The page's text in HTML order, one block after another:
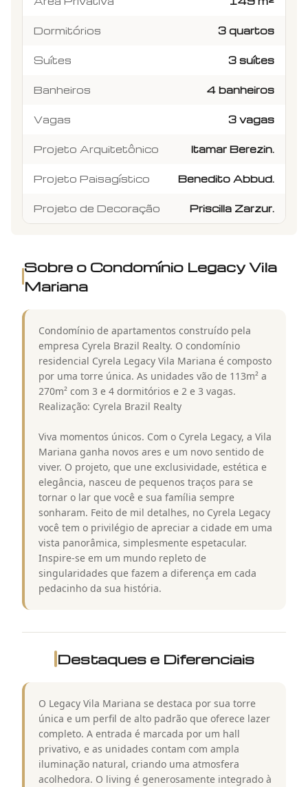
Dormitórios 3 quartos
Suítes 3 suítes
Banheiros 4 banheiros
Vagas 3 vagas
Projeto Arquitetônico Itamar Berezin.
Projeto Paisagístico Benedito Abbud.
Projeto de Decoração Priscilla Zarzur.
Sobre o Condomínio Legacy Vila
Mariana
Condomínio de apartamentos construído pela
empresa Cyrela Brazil Realty. O condomínio
residencial Cyrela Legacy Vila Mariana é composto
por uma torre única. As unidades vão de 113m² a
270m² com 3 e 4 dormitórios e 2 e 3 vagas.
Realização: Cyrela Brazil Realty
Viva momentos únicos. Com o Cyrela Legacy, a Vila
Mariana ganha novos ares e um novo sentido de
viver. O projeto, que une exclusividade, estética e
elegância, nasceu de pequenos traços para se
tornar o lar que você e sua família sempre
sonharam. Feito de mil detalhes, no Cyrela Legacy
você tem o privilégio de apreciar a cidade em uma
vista panorâmica, simplesmente espetacular.
Inspire-se em um mundo repleto de
singularidades que fazem a diferença em cada
pedacinho da sua história.
Destaques e Diferenciais
O Legacy Vila Mariana se destaca por sua torre
única e um perfil de alto padrão que oferece lazer
completo. A entrada é marcada por um hall
privativo, e as unidades contam com ampla
iluminação natural, criando uma atmosfera
acolhedora. O living é generosamente integrado à